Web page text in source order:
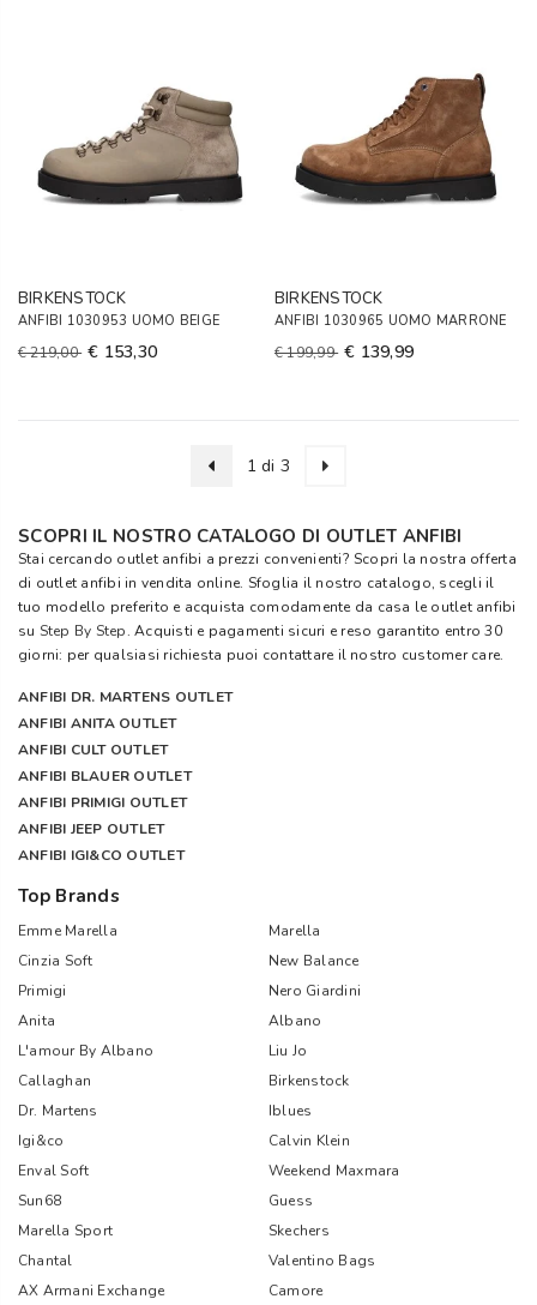
BIRKENSTOCK
ANFIBI 1030953 UOMO BEIGE
€ 219,00 € 153,30
BIRKENSTOCK
ANFIBI 1030965 UOMO MARRONE
€ 199,99 € 139,99
1 di 3
SCOPRI IL NOSTRO CATALOGO DI OUTLET ANFIBI
Stai cercando outlet anfibi a prezzi convenienti? Scopri la nostra offerta
di outlet anfibi in vendita online. Sfoglia il nostro catalogo, scegli il
tuo modello preferito e acquista comodamente da casa le outlet anfibi
su Step By Step. Acquisti e pagamenti sicuri e reso garantito entro 30
giorni: per qualsiasi richiesta puoi contattare il nostro customer care.
ANFIBI DR. MARTENS OUTLET
ANFIBI ANITA OUTLET
ANFIBI CULT OUTLET
ANFIBI BLAUER OUTLET
ANFIBI PRIMIGI OUTLET
ANFIBI JEEP OUTLET
ANFIBI IGI&CO OUTLET
Top Brands
Emme Marella
Marella
Cinzia Soft
New Balance
Primigi
Nero Giardini
Anita
Albano
L'amour By Albano
Liu Jo
Callaghan
Birkenstock
Dr. Martens
Iblues
Igi&co
Calvin Klein
Enval Soft
Weekend Maxmara
Sun68
Guess
Marella Sport
Skechers
Chantal
Valentino Bags
AX Armani Exchange
Camore